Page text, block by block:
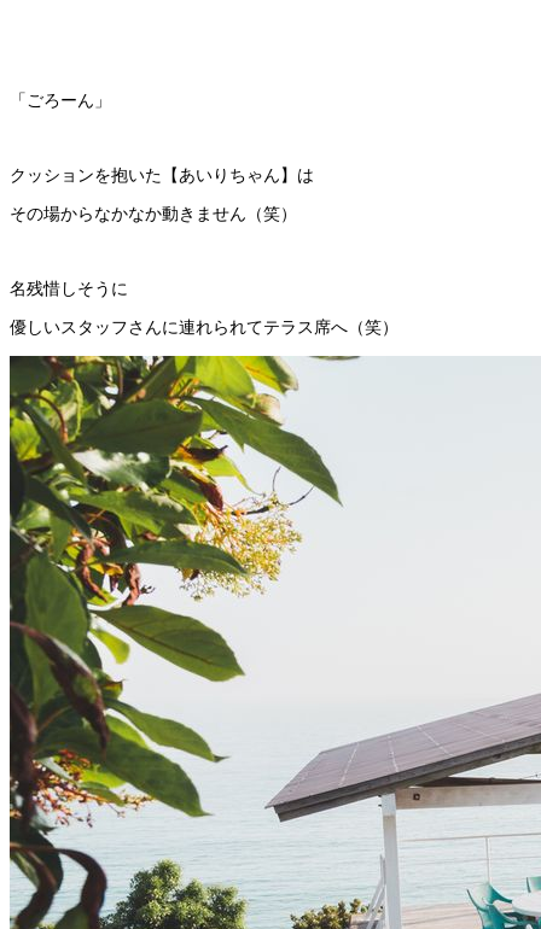
「ごろーん」
クッションを抱いた【あいりちゃん】は
その場からなかなか動きません（笑）
名残惜しそうに
優しいスタッフさんに連れられてテラス席へ（笑）